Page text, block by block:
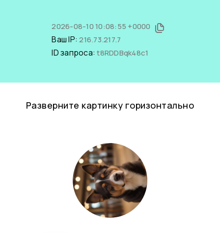
2026-08-10 10:08:55 +0000
Ваш IP:216.73.217.7
ID запроса:t8RDDBqk48c1
Разверните картинку горизонтально